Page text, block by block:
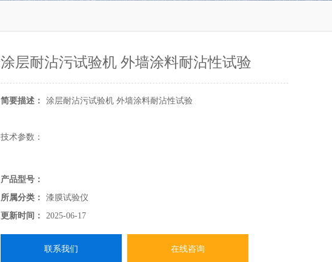
涂层耐沾污试验机 外墙涂料耐沾性试验
简要描述： 涂层耐沾污试验机 外墙涂料耐沾性试验
技术参数：
涂层耐沾污实验机依据相关国际涂层耐沾污实验方法的有关规定而设计制
造，用于测定各种建筑外墙涂料涂层耐沾性。
产品型号：
所属分类：
漆膜试验仪
更新时间：
2025-06-17
联系我们 在线咨询